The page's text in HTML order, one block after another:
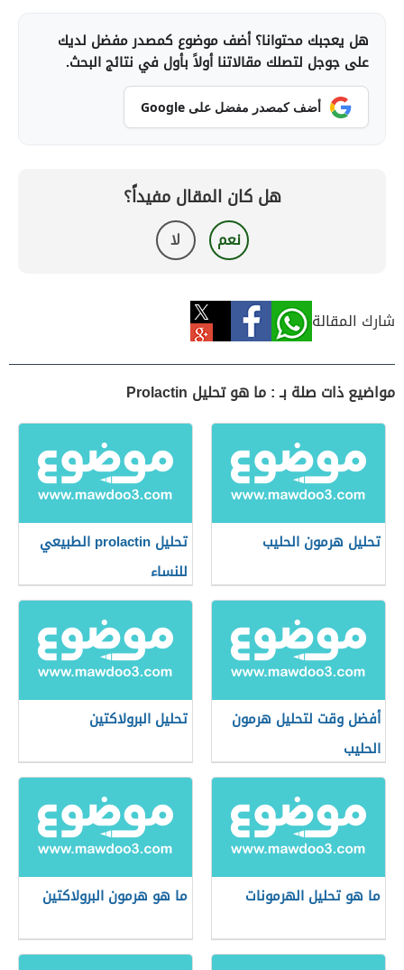
هل يعجبك محتوانا؟ أضف موضوع كمصدر مفضل لديك
على جوجل لتصلك مقالاتنا أولاً بأول في نتائج البحث.
أضف كمصدر مفضل على Google
هل كان المقال مفيداً؟
نعم لا
شارك المقالة
مواضيع ذات صلة بـ : ما هو تحليل Prolactin
تحليل هرمون الحليب
تحليل prolactin الطبيعي
للنساء
أفضل وقت لتحليل هرمون
الحليب
تحليل البرولاكتين
ما هو تحليل الهرمونات ما هو هرمون البرولاكتين